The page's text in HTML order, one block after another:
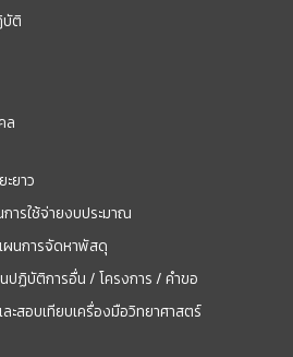
บัติ
ล
ยาว
ารใช้จ่ายงบประมาณ
ผนการจัดหาพัสดุ
ปฏิบัติการอื่น / โครงการ / คำขอ
ะสอบเทียบเครื่องมือวิทยาศาสตร์